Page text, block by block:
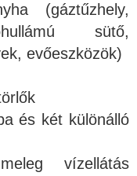
(gáztűzhely,
sütő,
evőeszközök)
és két különálló
vízellátás